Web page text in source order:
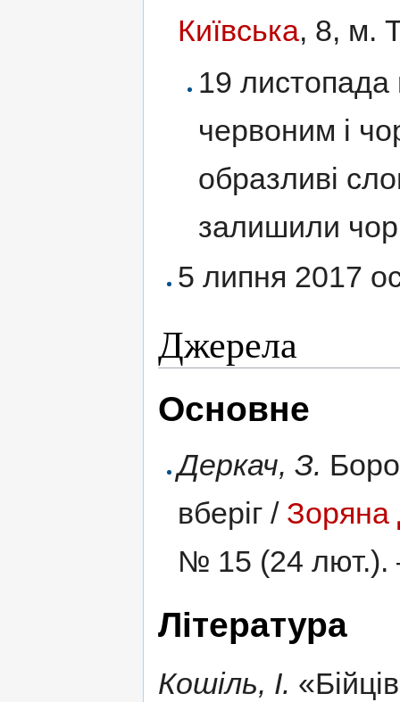
Київська, 8, м.
19
червоним і
образливі
залишили
5 липня 2017
Джерела
Основне
Деркач, З.
вберіг / Зоряна
№ 15 (24 лют.).
Література
Кошіль, І.